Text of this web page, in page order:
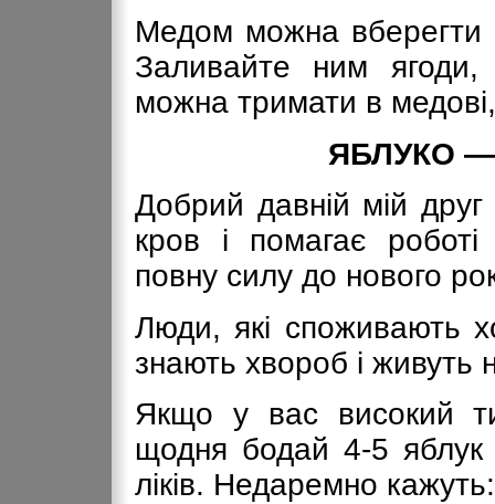
Медом можна вберегти
Заливайте ним ягоди,
можна тримати в медові,
ЯБЛУКО
Добрий давній мій
кров і помагає
повну силу до нового
Люди, які споживають
знають хвороб і живуть
Якщо у вас високий
щодня бодай 4-5 яблук
ліків. Недаремно